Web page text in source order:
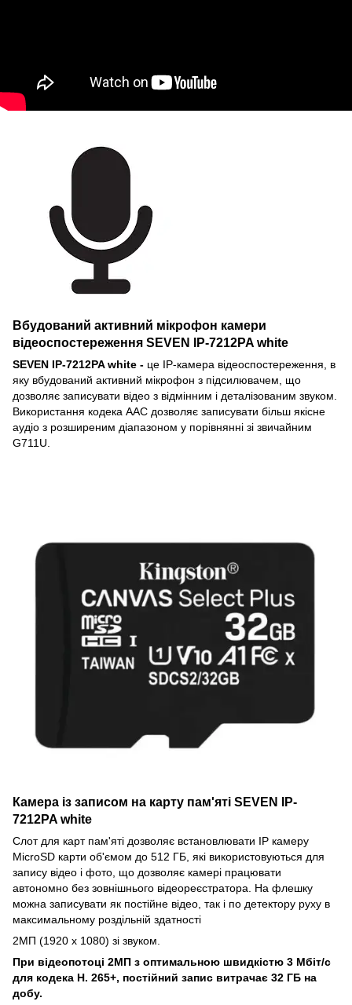
Вбудований активний мікрофон камери
відеоспостереження SEVEN IP-7212PA white
SEVEN IP-7212PA white - це IP-камера відеоспостереження, в
яку вбудований активний мікрофон з підсилювачем, що
дозволяє записувати відео з відмінним і деталізованим звуком.
Використання кодека AAC дозволяє записувати більш якісне
аудіо з розширеним діапазоном у порівнянні зі звичайним
G711U.
Камера із записом на карту пам'яті SEVEN IP-
7212PA white
Слот для карт пам'яті дозволяє встановлювати IP камеру
MicroSD карти об'ємом до 512 ГБ, які використовуються для
запису відео і фото, що дозволяє камері працювати
автономно без зовнішнього відеореєстратора. На флешку
можна записувати як постійне відео, так і по детектору руху в
максимальному роздільній здатності
2МП (1920 x 1080) зі звуком.
При відеопотоці 2МП з оптимальною швидкістю 3 Мбіт/с
для кодека H. 265+, постійний запис витрачає 32 ГБ на
добу.